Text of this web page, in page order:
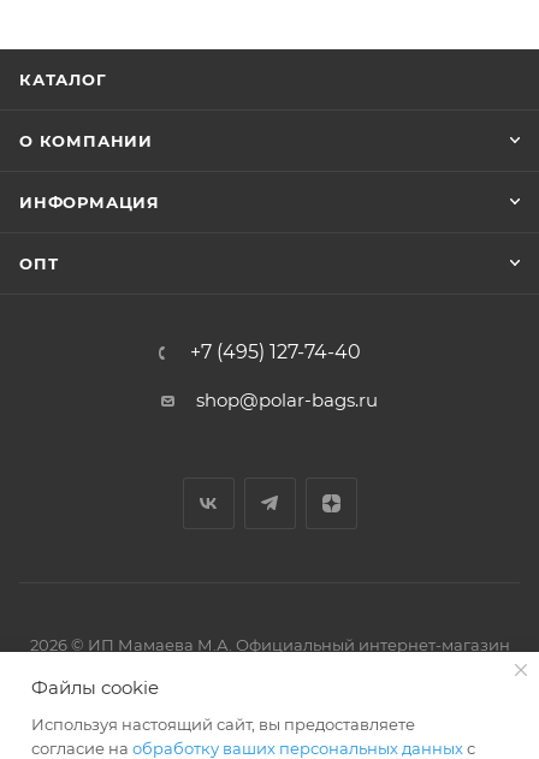
КАТАЛОГ
О КОМПАНИИ
ИНФОРМАЦИЯ
ОПТ
+7 (495) 127-74-40
shop@polar-bags.ru
2026 © ИП Мамаева М.А. Официальный интернет-магазин
Файлы cookie
Используя настоящий сайт, вы предоставляете
согласие на обработку ваших персональных данныхс